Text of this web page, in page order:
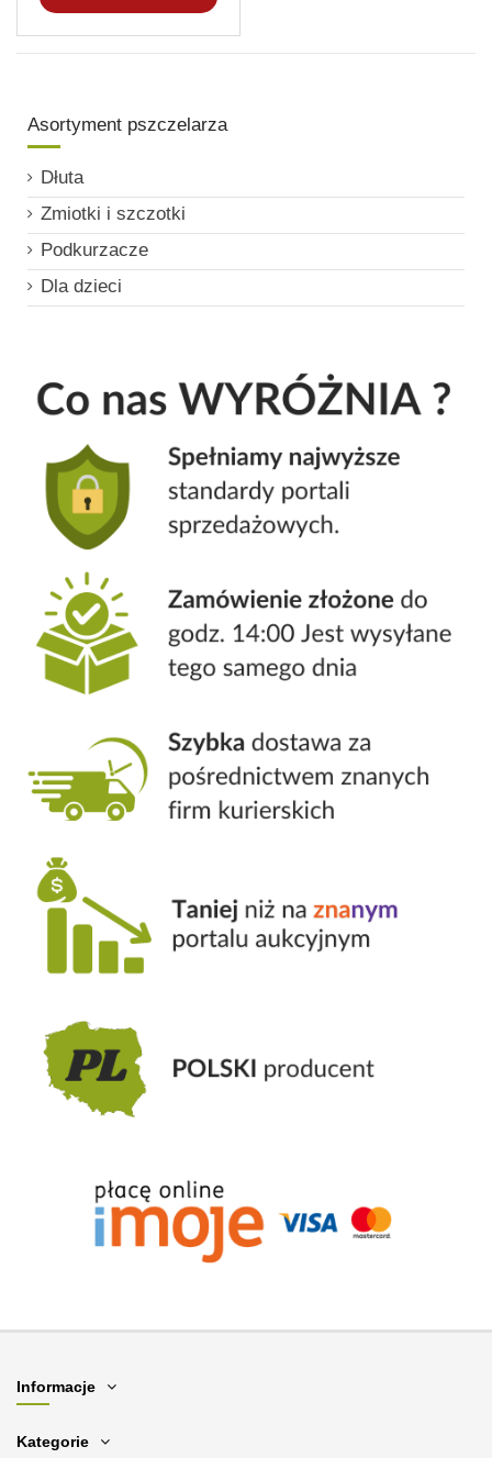
Asortyment pszczelarza
Dłuta
Zmiotki i szczotki
Podkurzacze
Dla dzieci
Informacje
Kategorie